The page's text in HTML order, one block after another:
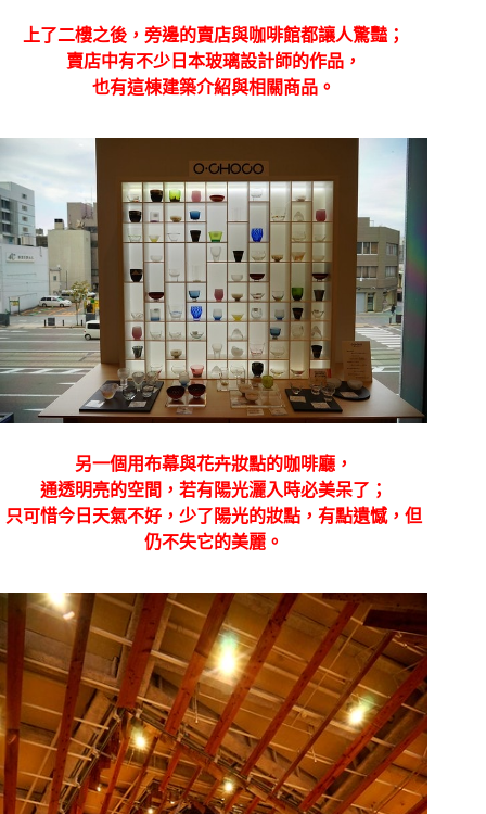
上了二樓之後，旁邊的賣店與咖啡館都讓人驚豔；
賣店中有不少日本玻璃設計師的作品，
也有這棟建築介紹與相關商品。
另一個用布幕與花卉妝點的咖啡廳，
通透明亮的空間，若有陽光灑入時必美呆了；
只可惜今日天氣不好，少了陽光的妝點，有點遺憾，但
仍不失它的美麗。